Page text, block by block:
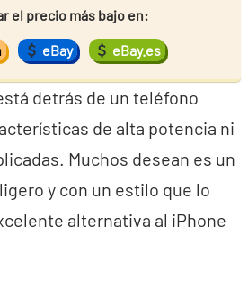
el precio más bajo en:
eBay eBay.es
detrás de un teléfono
de alta potencia ni
Muchos desean es un
y con un estilo que lo
alternativa al iPhone